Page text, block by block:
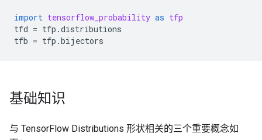
import tensorflow_probability as tfp
tfd = tfp .distributions
tfb = tfp .bijectors
基础知识
与 TensorFlow Distributions 形状相关的三个重要概念如